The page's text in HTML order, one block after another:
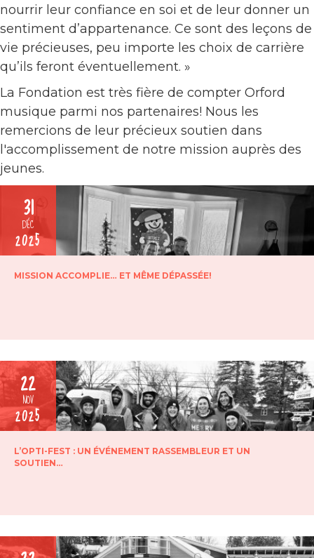
nourrir leur confiance en soi et de leur donner un
sentiment d’appartenance. Ce sont des leçons de
vie précieuses, peu importe les choix de carrière
qu’ils feront éventuellement. »
La Fondation est très fière de compter Orford
musique parmi nos partenaires! Nous les
remercions de leur précieux soutien dans
l'accomplissement de notre mission auprès des
jeunes.
31
DÉC
2025
MISSION ACCOMPLIE… ET MÊME DÉPASSÉE!
22
NOV
2025
L’OPTI-FEST : UN ÉVÉNEMENT RASSEMBLEUR ET UN
SOUTIEN…